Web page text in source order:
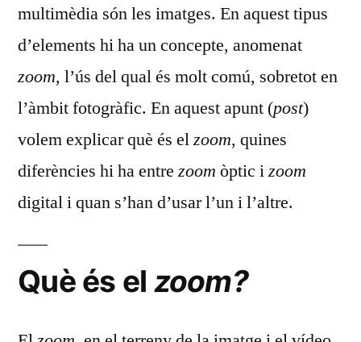
multimèdia són les imatges. En aquest tipus
d’elements hi ha un concepte, anomenat
zoom, l’ús del qual és molt comú, sobretot en
l’àmbit fotogràfic. En aquest apunt (post)
volem explicar què és elzoom, quines
diferències hi ha entrezoom òptic izoom
digital i quan s’han d’usar l’un i l’altre.
Què és el zoom?